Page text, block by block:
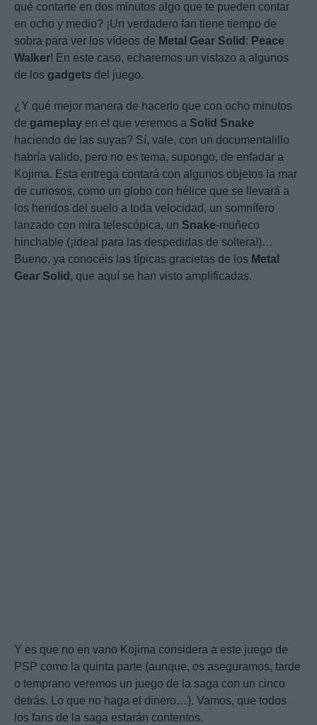
qué contarte en dos minutos algo que te pueden contar
en ocho y medio? ¡Un verdadero fan tiene tiempo de
sobra para ver los vídeos de Metal Gear Solid : Peace
Walker! En este caso, echaremos un vistazo a algunos
de los gadgets del juego.
¿Y qué mejor manera de hacerlo que con ocho minutos
de gameplay en el que veremos a Solid Snake
haciendo de las suyas? Sí, vale, con un documentalillo
habría valido, pero no es tema, supongo, de enfadar a
Kojima. Esta entrega contará con algunos objetos la mar
de curiosos, como un globo con hélice que se llevará a
los heridos del suelo a toda velocidad, un somnífero
lanzado con mira telescópica, un Snake-muñeco
hinchable (¡ideal para las despedidas de soltera!)…
Bueno, ya conocéis las típicas gracietas de los Metal
Gear Solid , que aquí se han visto amplificadas.
Y es que no en vano Kojima considera a este juego de
PSP como la quinta parte (aunque, os aseguramos, tarde
o temprano veremos un juego de la saga con un cinco
detrás. Lo que no haga el dinero…). Vamos, que todos
los fans de la saga estarán contentos.